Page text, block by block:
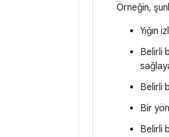
Örneğin,
Yığın
Belirli
Belirli
Bir
Belirli